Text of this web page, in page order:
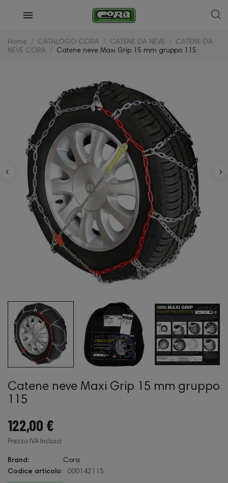
Home CATALOGO CORA CATENE DA NEVE
CATENE DA
NEVE CORA
Catene neve Maxi Grip 15 mm gruppo 115
Catene neve Maxi Grip 15 mm gruppo
115
122,00 €
Prezzo IVA Inclusa
Brand:
Cora
Codice articolo:
000142115